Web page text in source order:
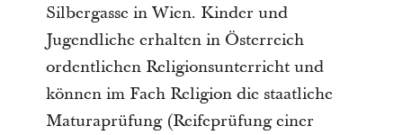
Silbergasse in Wien. Kinder und
Jugendliche erhalten in Österreich
ordentlichen Religionsunterricht und
können im Fach Religion die staatliche
Maturaprüfung (Reifeprüfung einer